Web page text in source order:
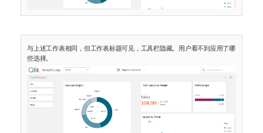
与上述工作表相同，但工作表标题可见，工具栏隐藏。用户看不到应用了哪
些选择。